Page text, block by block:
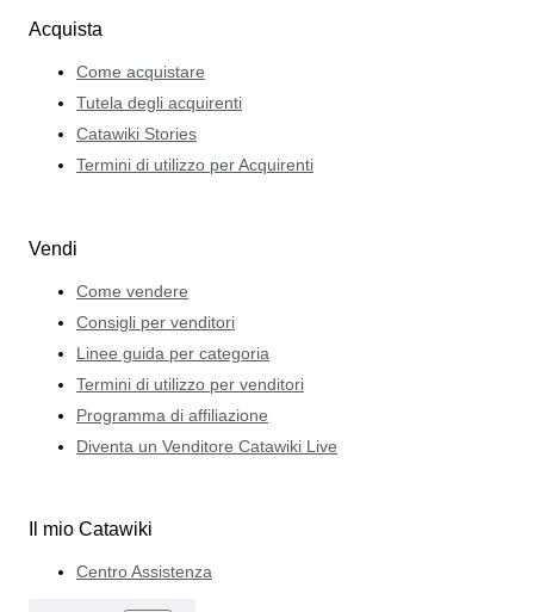
Acquista
Come acquistare
Tutela degli acquirenti
Catawiki Stories
Termini di utilizzo per Acquirenti
Vendi
Come vendere
Consigli per venditori
Linee guida per categoria
Termini di utilizzo per venditori
Programma di affiliazione
Diventa un Venditore Catawiki Live
Il mio Catawiki
Centro Assistenza